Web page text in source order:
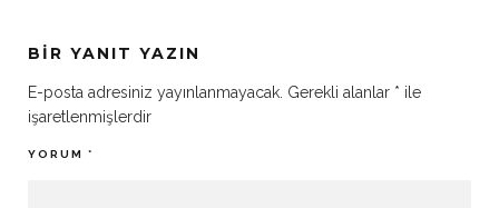
BIR YANIT YAZIN
E-posta adresiniz yayınlanmayacak. Gerekli alanlar * ile
işaretlenmişlerdir
YORUM *